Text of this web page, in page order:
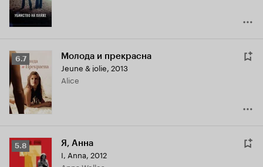
Рейтинг
Кинопоиска
6.7
6.7 Молода и прекрасна
Jeune & jolie, 2013
Alice
Рейтинг
Кинопоиска
5.8 Я, Анна
I, Anna, 2012